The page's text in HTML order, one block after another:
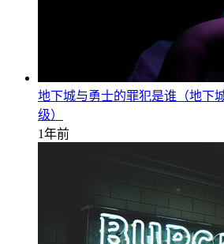
地下城与勇士的罪犯是谁（地下
级）
1年前